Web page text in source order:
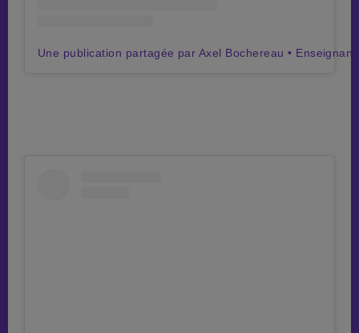
Une publication partagée par Axel Bochereau •